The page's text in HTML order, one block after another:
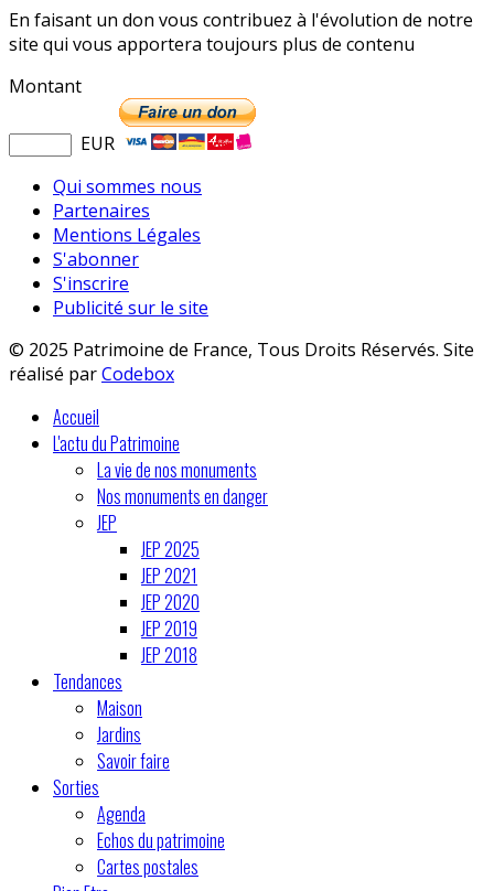
En faisant un don vous contribuez à l'évolution de notre
site qui vous apportera toujours plus de contenu
Montant
EUR
Qui sommes nous
Partenaires
Mentions Légales
S'abonner
S'inscrire
Publicité sur le site
© 2025 Patrimoine de France, Tous Droits Réservés. Site
réalisé parCodebox
Accueil
L'actu du Patrimoine
La vie de nos monuments
Nos monuments en danger
JEP
JEP 2025
JEP 2021
JEP 2020
JEP 2019
JEP 2018
Tendances
Maison
Jardins
Savoir faire
Sorties
Agenda
Echos du patrimoine
Cartes postales